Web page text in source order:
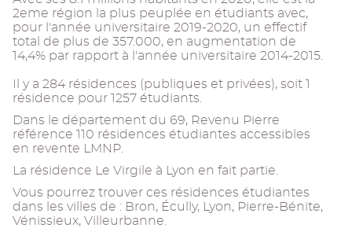
2eme région la plus peuplée en étudiants avec,
pour l'année universitaire 2019-2020, un effectif
total de plus de 357.000, en augmentation de
14,4% par rapport à l'année universitaire 2014-2015.
Il y a 284 résidences (publiques et privées), soit 1
résidence pour 1257 étudiants.
Dans le département du 69, Revenu Pierre
référence 110 résidences étudiantes accessibles
en revente LMNP.
La résidence Le Virgile à Lyon en fait partie.
Vous pourrez trouver ces résidences étudiantes
dans les villes de : Bron, Écully, Lyon, Pierre-Bénite,
Vénissieux, Villeurbanne.